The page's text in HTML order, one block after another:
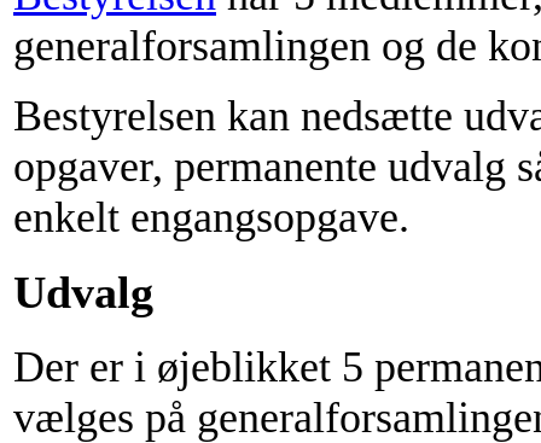
generalforsamlingen og de
Bestyrelsen kan nedsætte
opgaver, permanente udvalg
enkelt engangsopgave.
Udvalg
Der er i øjeblikket 5
vælges på